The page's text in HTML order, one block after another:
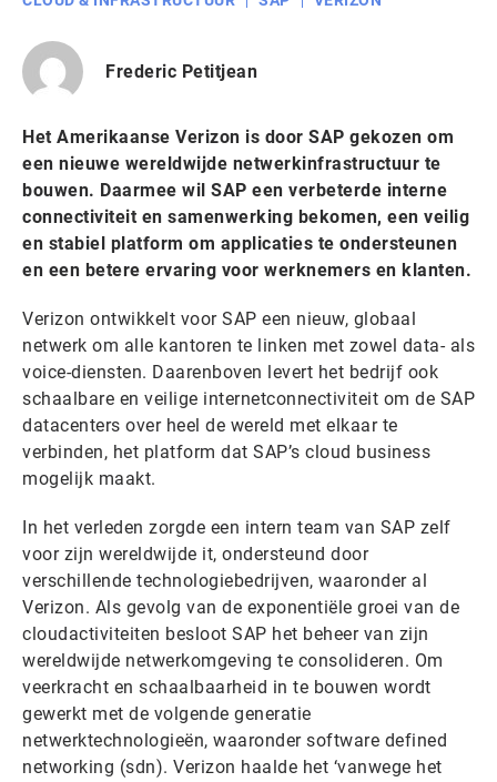
Frederic Petitjean
Het Amerikaanse Verizon is door SAP gekozen om
een nieuwe wereldwijde netwerkinfrastructuur te
bouwen. Daarmee wil SAP een verbeterde interne
connectiviteit en samenwerking bekomen, een veilig
en stabiel platform om applicaties te ondersteunen
en een betere ervaring voor werknemers en klanten.
Verizon ontwikkelt voor SAP een nieuw, globaal
netwerk om alle kantoren te linken met zowel data- als
voice-diensten. Daarenboven levert het bedrijf ook
schaalbare en veilige internetconnectiviteit om de SAP
datacenters over heel de wereld met elkaar te
verbinden, het platform dat SAP’s cloud business
mogelijk maakt.
In het verleden zorgde een intern team van SAP zelf
voor zijn wereldwijde it, ondersteund door
verschillende technologiebedrijven, waaronder al
Verizon. Als gevolg van de exponentiële groei van de
cloudactiviteiten besloot SAP het beheer van zijn
wereldwijde netwerkomgeving te consolideren. Om
veerkracht en schaalbaarheid in te bouwen wordt
gewerkt met de volgende generatie
netwerktechnologieën, waaronder software defined
networking (sdn). Verizon haalde het ‘vanwege het